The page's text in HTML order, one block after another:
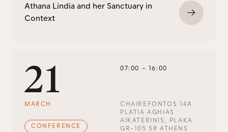
Athana Lindia and her Sanctuary in
Context
21
MARCH
CONFERENCE
07:00 – 16:00
CHAIREFONTOS 14A
PLATIA AGHIAS
AIKATERINIS, PLAKA
GR-105 58 ATHENS